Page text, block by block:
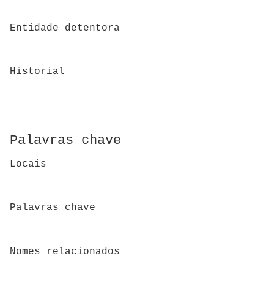
Entidade detentora
Historial
Palavras chave
Locais
Palavras chave
Nomes relacionados